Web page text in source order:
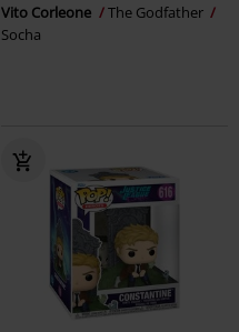
Vito Corleone
The Godfather
Socha